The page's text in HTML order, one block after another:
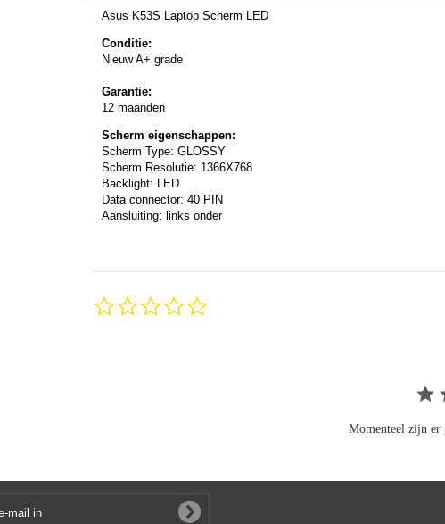
Asus K53S Laptop Scherm LED
Conditie:
Nieuw A+ grade
Garantie:
12 maanden
Scherm eigenschappen:
Scherm Type: GLOSSY
Scherm Resolutie: 1366X768
Backlight: LED
Data connector: 40 PIN
Aansluiting: links onder
Momenteel zijn er